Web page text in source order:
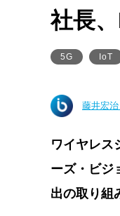
社長
5G IoT
藤井宏治
ワイヤレス
ーズ・ビジ
出の取り組